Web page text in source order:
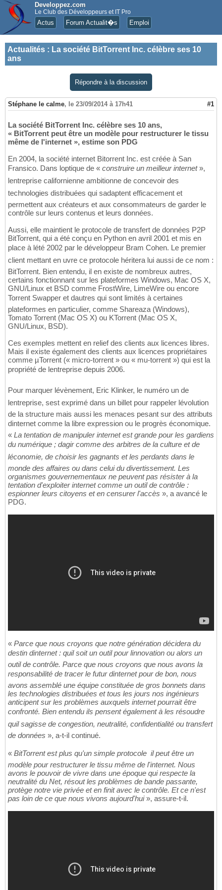
Developpez.com
Le Club des Développeurs et IT Pro
Actus Forum Actualit�s Emploi
Actualités : La société BitTorrent Inc. célèbre ses 10
ans
Répondre à la discussion
Stéphane le calme, le 23/09/2014 à 17h41 #1
La société BitTorrent Inc. célèbre ses 10 ans,
« BitTorrent peut être un modèle pour restructurer le tissu
même de l'internet », estime son PDG
En 2004, la société internet Bitorrent Inc. est créée à San
Fransico. Dans loptique de « construire un meilleur internet»,
lentreprise californienne ambitionne de concevoir des
technologies distribuées qui sadaptent efficacement et
permettent aux créateurs et aux consommateurs de garder le
contrôle sur leurs contenus et leurs données.
Aussi, elle maintient le protocole de transfert de données P2P
BitTorrent, qui a été conçu en Python en avril 2001 et mis en
place à lété 2002 par le développeur Bram Cohen. Le premier
client mettant en uvre ce protocole héritera lui aussi de ce nom :
BitTorrent. Bien entendu, il en existe de nombreux autres,
certains fonctionnant sur les plateformes Windows, Mac OS X,
GNU/Linux et BSD comme FrostWire, LimeWire ou encore
Torrent Swapper et dautres qui sont limités à certaines
plateformes en particulier, comme Shareaza (Windows),
Tomato Torrent (Mac OS X) ou KTorrent (Mac OS X,
GNU/Linux, BSD).
Ces exemples mettent en relief des clients aux licences libres.
Mais il existe également des clients aux licences propriétaires
comme µTorrent (« micro-torrent » ou « mu-torrent ») qui est la
propriété de lentreprise depuis 2006.
Pour marquer lévènement, Eric Klinker, le numéro un de
lentreprise, sest exprimé dans un billet pour rappeler lévolution
de la structure mais aussi les menaces pesant sur des attributs
dinternet comme la libre expression ou le progrès économique.
« La tentation de manipuler internet est grande pour les gardiens
du numérique ; dagir comme des arbitres de la culture et de
léconomie, de choisir les gagnants et les perdants dans le
monde des affaires ou dans celui du divertissement. Les
organismes gouvernementaux ne peuvent pas résister à la
tentation d'exploiter internet comme un outil de contrôle :
espionner leurs citoyens et en censurer l'accès », a avancé le
PDG.
« Parce que nous croyons que notre génération décidera du
destin dinternet : quil soit un outil pour linnovation ou alors un
outil de contrôle. Parce que nous croyons que nous avons la
responsabilité de tracer le futur dinternet pour de bon, nous
avons assemblé une équipe constituée de gros bonnets dans
les technologies distribuées et tous les jours nos ingénieurs
anticipent sur les problèmes auxquels internet pourrait être
confronté. Bien entendu ils pensent également à les résoudre 
quil sagisse de congestion, neutralité, confidentialité ou transfert
de données », a-t-il continué.
« BitTorrent est plus qu'un simple protocole  il peut être un
modèle pour restructurer le tissu même de l'internet. Nous
avons le pouvoir de vivre dans une époque qui respecte la
neutralité du Net, résout les problèmes de bande passante,
protège notre vie privée et en finit avec le contrôle. Et ce n'est
pas loin de ce que nous vivons aujourd'hui», assure-t-il.